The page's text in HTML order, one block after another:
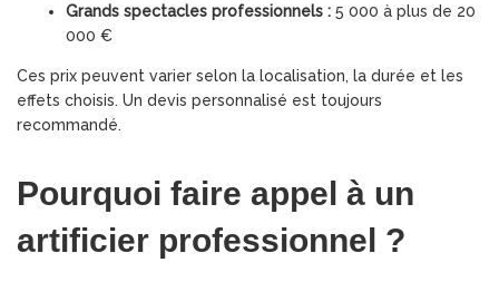
Grands spectacles professionnels : 5 000 à plus de 20
000 €
Ces prix peuvent varier selon la localisation, la durée et les
effets choisis. Un devis personnalisé est toujours
recommandé.
Pourquoi faire appel à un
artificier professionnel ?